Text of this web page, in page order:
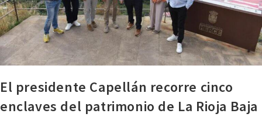
El presidente Capellán recorre cinco
enclaves del patrimonio de La Rioja Baja